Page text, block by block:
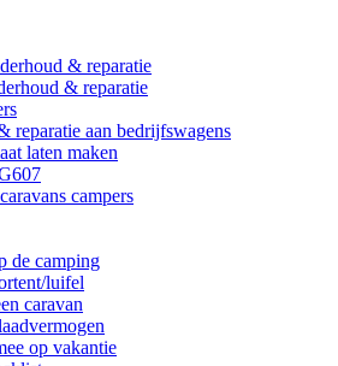
& reparatie
& reparatie
reparatie aan bedrijfswagens
laten maken
campers
de camping
luifel
caravan
op vakantie